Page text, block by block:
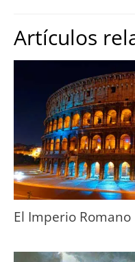
Artículos
El Imperio Romano